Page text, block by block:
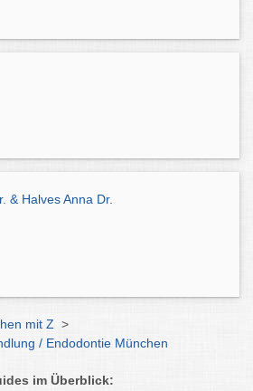
& Halves Anna Dr.
mit Z >
/ Endodontie München
im Überblick: